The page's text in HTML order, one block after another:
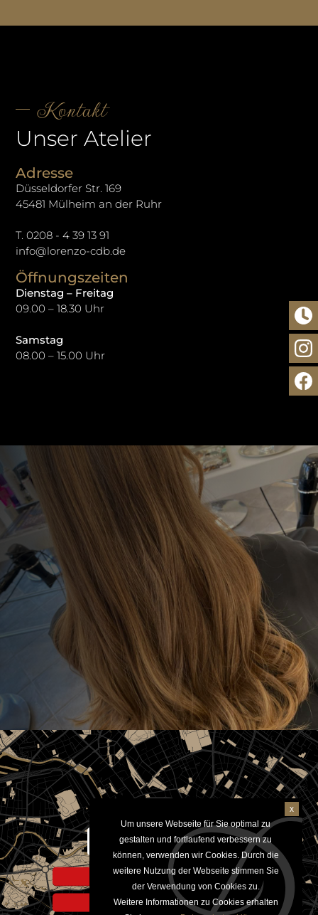
Kontakt
Unser Atelier
Adresse
Düsseldorfer Str. 169
45481 Mülheim an der Ruhr
T. 0208 - 4 39 13 91
info@lorenzo-cdb.de
Öffnungszeiten
Dienstag – Freitag
09.00 – 18.30 Uhr
Samstag
08.00 – 15.00 Uhr
Aktivieren um Google Maps
anzuzeigen
Hinweis zur Datennutzung
Datenschutzerklärung
Um unsere Webseite für Sie optimal zu
gestalten und fortlaufend verbessern zu
können, verwenden wir Cookies. Durch die
weitere Nutzung der Webseite stimmen Sie
der Verwendung von Cookies zu.
Weitere Informationen zu Cookies erhalten
x